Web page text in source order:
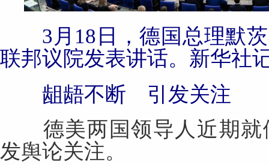
3月18日，德国总理默
联邦议院发表讲话。新华社
龃龉不断 引发关注
德美两国领导人近期就
发舆论关注。